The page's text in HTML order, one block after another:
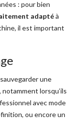
: pour bien
adaptéà
il est important
une
lorsqu’ils
avec mode
ou encore un